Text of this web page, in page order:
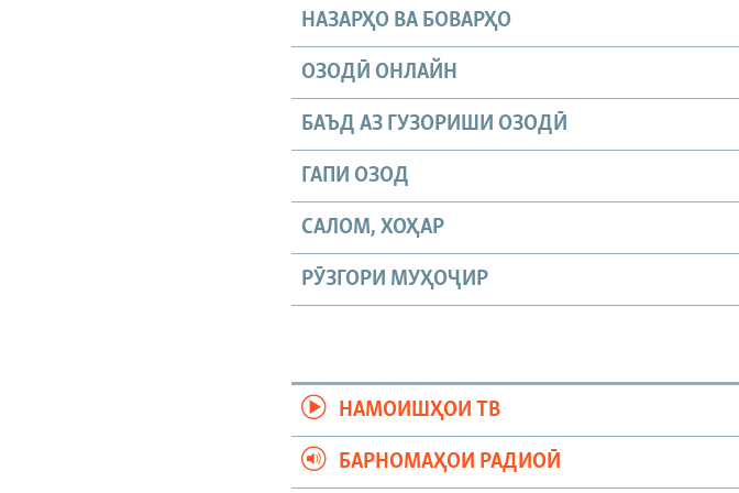
НАЗАРҲО ВА БОВАРҲО
ОЗОДӢ ОНЛАЙН
БАЪД АЗ ГУЗОРИШИ ОЗОДӢ
ГАПИ ОЗОД
САЛОМ, ХОҲАР
РӮЗГОРИ МУҲОҶИР
НАМОИШҲОИ ТВ
БАРНОМАҲОИ РАДИОӢ